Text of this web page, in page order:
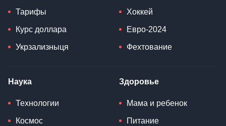
Тарифы
Курс доллара
Укрзализныця
Хоккей
Евро-2024
Фехтование
Наука
Технологии
Космос
Здоровье
Мама и ребенок
Питание